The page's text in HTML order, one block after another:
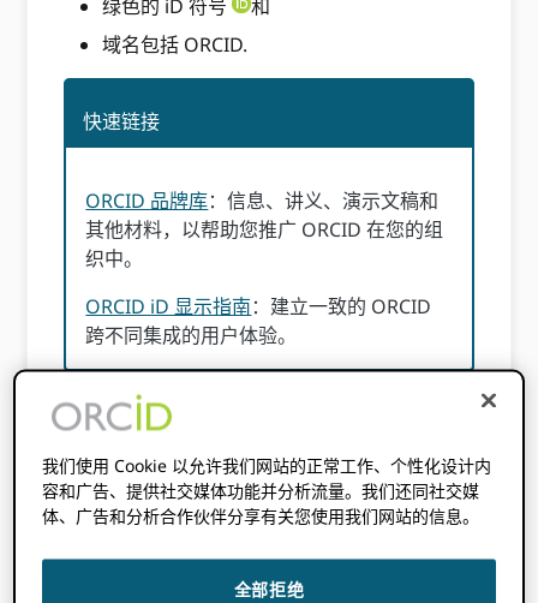
绿色的 iD 符号
和
域名包括 ORCID.
快速链接
ORCID 品牌库：信息、讲义、演示文稿和
其他材料，以帮助您推广 ORCID 在您的组
织中。
ORCID iD 显示指南：建立一致的 ORCID
跨不同集成的用户体验。
一般品牌指导
虽然大部分材料ORCID的品牌库发布日期CC0
许可证, ORCID的名称和商标，包括徽标（“商
标”）是 Orcid, Inc. 的商标，应按照这些准则使
我们使用 Cookie 以允许我们网站的正常工作、个性化设计内
容和广告、提供社交媒体功能并分析流量。我们还同社交媒
体、广告和分析合作伙伴分享有关您使用我们网站的信息。
全部拒绝